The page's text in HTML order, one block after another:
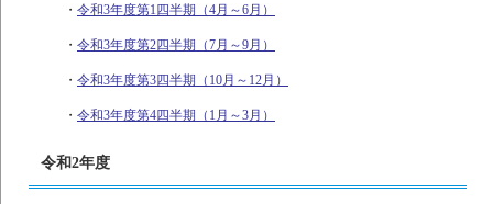
・ 令和3年度第1四半期（4月～6月）
・ 令和3年度第2四半期（7月～9月）
・ 令和3年度第3四半期（10月～12月）
・ 令和3年度第4四半期（1月～3月）
令和2年度